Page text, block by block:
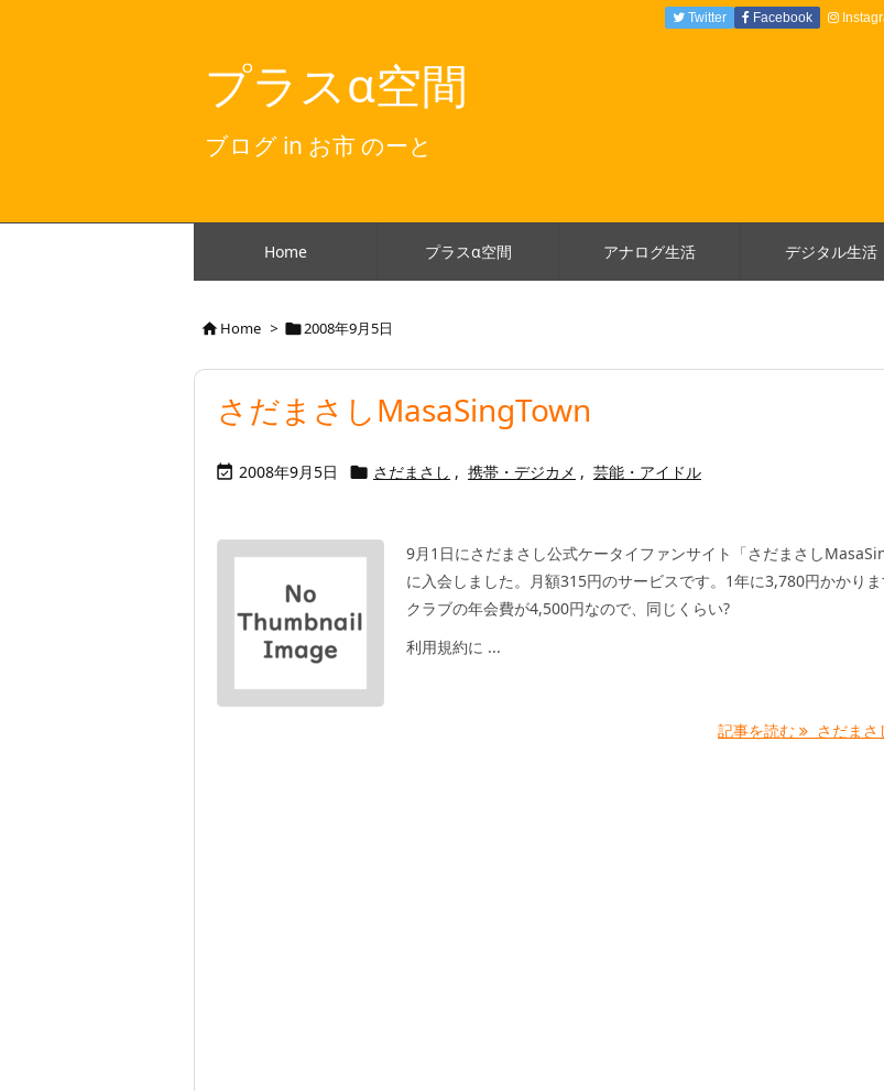
プラスα空間
ブログ in お市 のーと
Home プラスα空間 アナログ生活 デジタル生活
Twitter Facebook
Home > 2008年9月5日
さだまさしMasaSingTown
 2008年9月5日  さだまさし , 携帯・デジカメ , 芸能・アイドル
9月1日にさだまさし公式ケータイファンサイト「さだまさし
に入会しました。月額315円のサービスです。1年に3,780円かかり
クラブの年会費が4,500円なので、同じくらい?
利用規約に ...
記事を読む さだま